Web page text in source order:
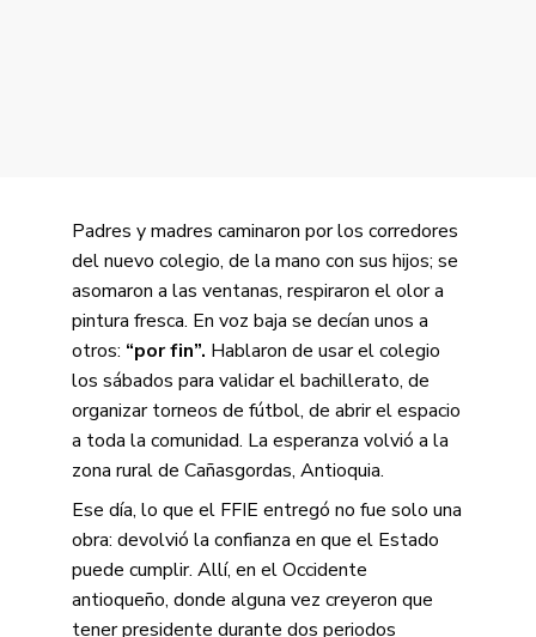
Padres y madres caminaron por los corredores
del nuevo colegio, de la mano con sus hijos; se
asomaron a las ventanas, respiraron el olor a
pintura fresca. En voz baja se decían unos a
otros: “por fin”. Hablaron de usar el colegio
los sábados para validar el bachillerato, de
organizar torneos de fútbol, de abrir el espacio
a toda la comunidad. La esperanza volvió a la
zona rural de Cañasgordas, Antioquia.
Ese día, lo que el FFIE entregó no fue solo una
obra: devolvió la confianza en que el Estado
puede cumplir. Allí, en el Occidente
antioqueño, donde alguna vez creyeron que
tener presidente durante dos periodos